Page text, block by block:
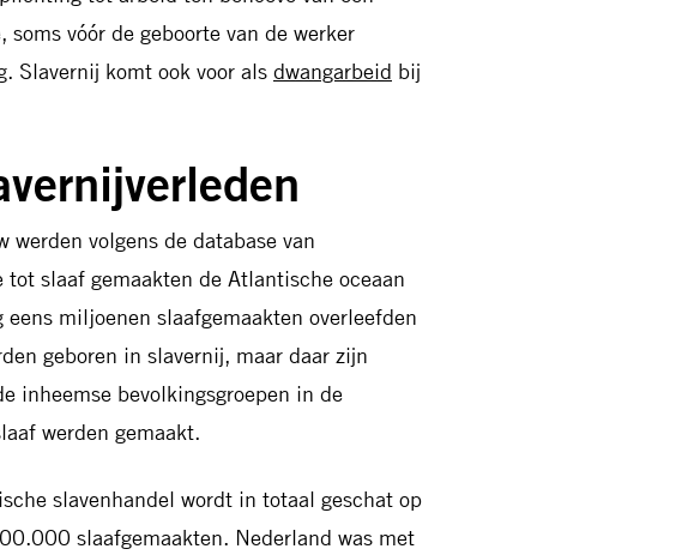
vóór de geboorte van de werker
Slavernij komt ook voor als dwangarbeid bij
werden volgens de database van
slaaf gemaakten de Atlantische oceaan
miljoenen slaafgemaakten overleefden
geboren in slavernij, maar daar zijn
inheemse bevolkingsgroepen in de
werden gemaakt.
slavenhandel wordt in totaal geschat op
slaafgemaakten. Nederland was met